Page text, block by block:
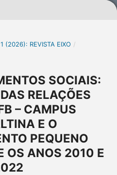
(2026): REVISTA EIXO /
SOCIAIS:
RELAÇÕES
– CAMPUS
E O
PEQUENO
OS ANOS 2010 E